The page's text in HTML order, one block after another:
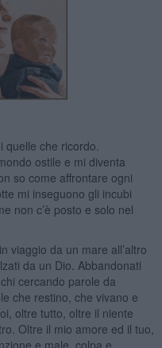
che ricordo.
ostile e mi diventa
so come affrontare ogni
mi inseguono gli incubi
non c’è posto e solo nel
viaggio da un mare all’altro
da un Dio. Abbandonati
cercando parole da
che restino, che vivano e
oltre tutto, oltre il niente
Oltre il mio amore ed il tuo,
e male, colpa e